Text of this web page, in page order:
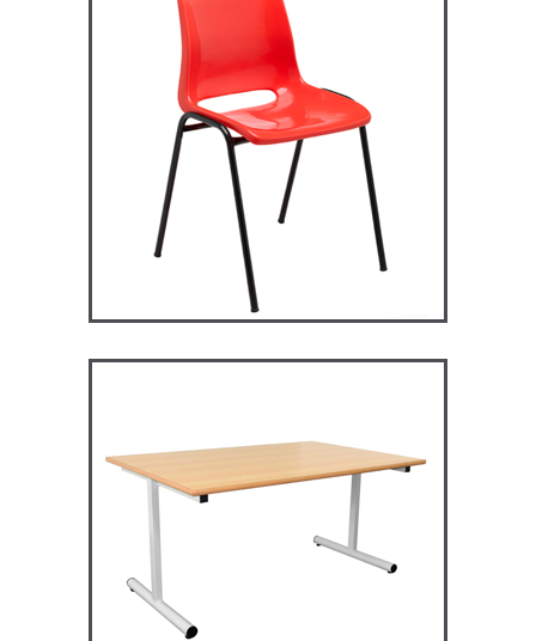
ST119 – Rick – Chaise
Primaire, collège et
secondaire
CHAISES ET BANCS
RM128 – Restauration
Maggie
TABLES ET MANGE DEBOUT